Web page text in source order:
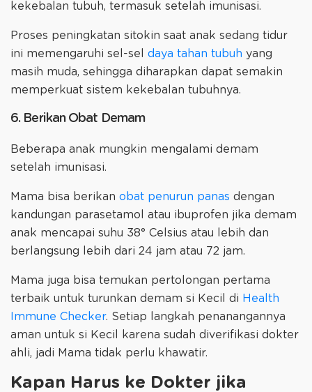
kekebalan tubuh, termasuk setelah imunisasi.
Proses peningkatan sitokin saat anak sedang tidur
ini memengaruhi sel-sel daya tahan tubuh yang
masih muda, sehingga diharapkan dapat semakin
memperkuat sistem kekebalan tubuhnya.
6. Berikan Obat Demam
Beberapa anak mungkin mengalami demam
setelah imunisasi.
Mama bisa berikan obat penurun panas dengan
kandungan parasetamol atau ibuprofen jika demam
anak mencapai suhu 38° Celsius atau lebih dan
berlangsung lebih dari 24 jam atau 72 jam.
Mama juga bisa temukan pertolongan pertama
terbaik untuk turunkan demam si Kecil di Health
Immune Checker. Setiap langkah penanangannya
aman untuk si Kecil karena sudah diverifikasi dokter
ahli, jadi Mama tidak perlu khawatir.
Kapan Harus ke Dokter jika